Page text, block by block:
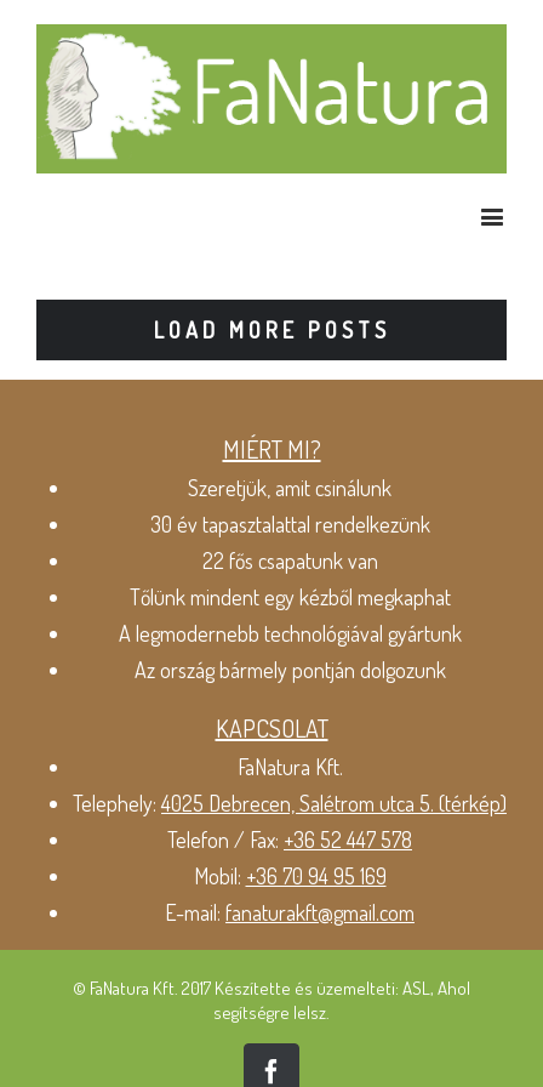
LOAD MORE POSTS
MIÉRT MI?
Szeretjük, amit csinálunk
30 év tapasztalattal rendelkezünk
22 fős csapatunk van
Tőlünk mindent egy kézből megkaphat
A legmodernebb technológiával gyártunk
Az ország bármely pontján dolgozunk
KAPCSOLAT
FaNatura Kft.
Telephely:4025 Debrecen, Salétrom utca 5. (térkép)
Telefon / Fax: +36 52 447 578
Mobil: +36 70 94 95 169
E-mail: fanaturakft@gmail.com
© FaNatura Kft. 2017 Készítette és üzemelteti: ASL, Ahol
segítségre lelsz.